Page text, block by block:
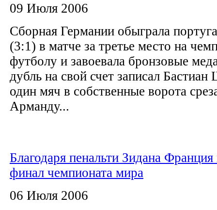
09 Июля 2006
Сборная Германии обыграла
(3:1) в матче за третье место на
футболу и завоевала бронзовые
дубль на свой счет записал
один мяч в собственные ворота
Арманду...
Благодаря пенальти Зидана
финал чемпионата мира
06 Июля 2006